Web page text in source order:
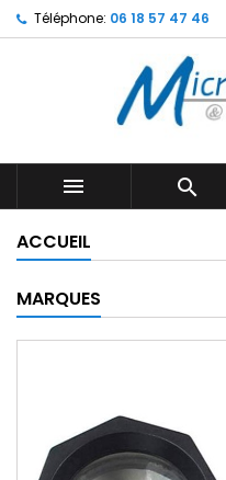
Téléphone: 06 18 57 47 46
 
ACCUEIL
MARQUES